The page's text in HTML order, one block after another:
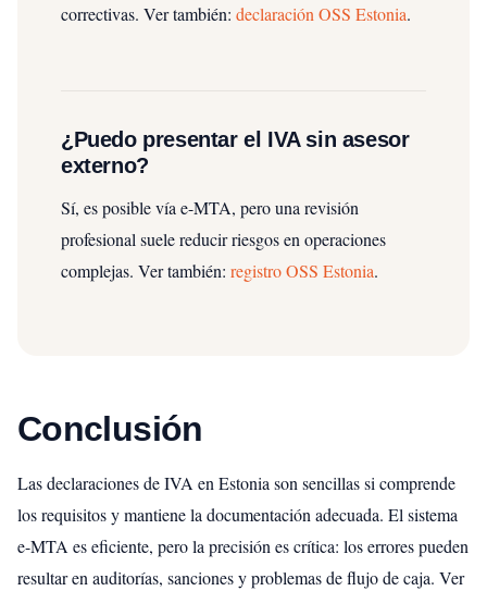
correctivas. Ver también: declaración OSS Estonia.
¿Puedo presentar el IVA sin asesor
externo?
Sí, es posible vía e-MTA, pero una revisión
profesional suele reducir riesgos en operaciones
complejas. Ver también: registro OSS Estonia.
Conclusión
Las declaraciones de IVA en Estonia son sencillas si comprende
los requisitos y mantiene la documentación adecuada. El sistema
e-MTA es eficiente, pero la precisión es crítica: los errores pueden
resultar en auditorías, sanciones y problemas de flujo de caja. Ver